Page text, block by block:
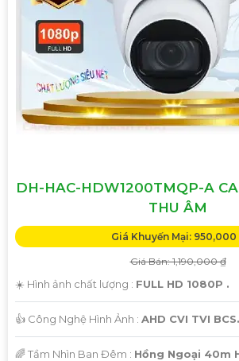
DH-HAC-HDW1200TMQP-A
THU ÂM
Giá Khuyến Mại: 950,000
Giá Bán: 1,190,000 ₫
☀️ Hình ảnh chất lượng : FULL HD 1080P .
👍 Công Nghệ Hình Ảnh : AHD CVI TVI BCS.
🌈 Tầm Nhìn Ban Đêm : Hồng Ngoại 40m